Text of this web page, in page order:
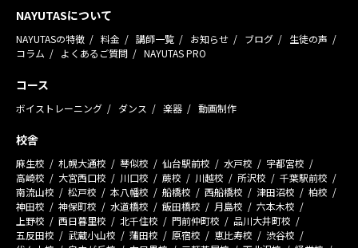
NAYUTASについて
NAYUTASの特徴 料金 講師一覧 お知らせ ブログ
生徒の声
コラム
よくあるご質問 NAYUTAS PRO
コース
ボイストレーニング ダンス 楽器 動画制作
校舎
麻生校 札幌大通校 琴似校 仙台駅前校 水戸校
宇都宮校
高崎校
大宮西口校 川口校 蕨校 川越校 所沢校
千葉駅前校
南流山校
松戸校 本八幡校 船橋校 西船橋校 津田沼校
柏校
神田校
神保町校 水道橋校 飯田橋校 月島校
六本木校
上野校
西日暮里校 北千住校 門前仲町校
品川大井町校
五反田校
武蔵小山校 蒲田校 原宿校 恵比寿校
渋谷校